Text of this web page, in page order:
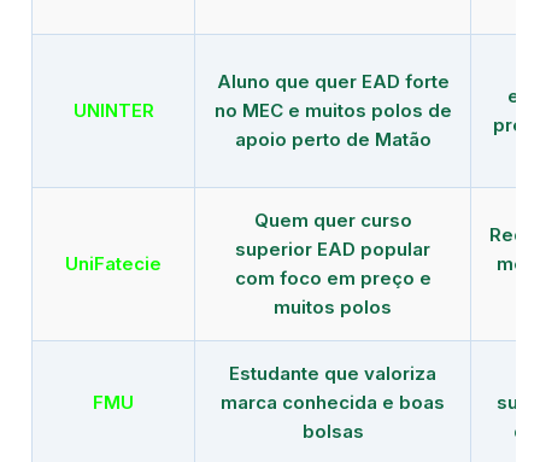
UNINTER
Aluno que quer EAD forte
no MEC e muitos polos de
apoio perto de Matão
UniFatecie
Quem quer curso
superior EAD popular
com foco em preço e
muitos polos
FMU
Estudante que valoriza
marca conhecida e boas
bolsas